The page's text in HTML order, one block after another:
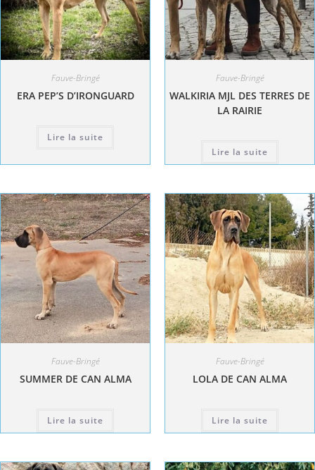
Fauve-Bringé
ERA PEP’S D’IRONGUARD
Lire la suite
Fauve-Bringé
WALKIRIA MJL DES TERRES DE
LA RAIRIE
Lire la suite
Fauve-Bringé
SUMMER DE CAN ALMA
Lire la suite
Fauve-Bringé
LOLA DE CAN ALMA
Lire la suite